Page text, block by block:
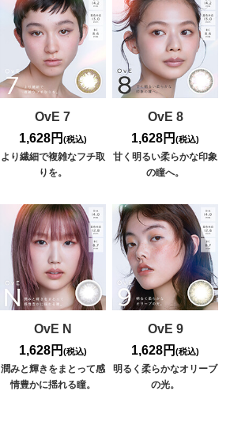
OvE 7
1,628円 (税込)
より繊細で複雑なフチ取
りを。
OvE 8
1,628円(税込)
甘く明るい柔らかな印象
の瞳へ。
OvE N
1,628円 (税込)
潤みと輝きをまとって感
情豊かに揺れる瞳。
OvE 9
1,628円(税込)
明るく柔らかなオリーブ
の光。